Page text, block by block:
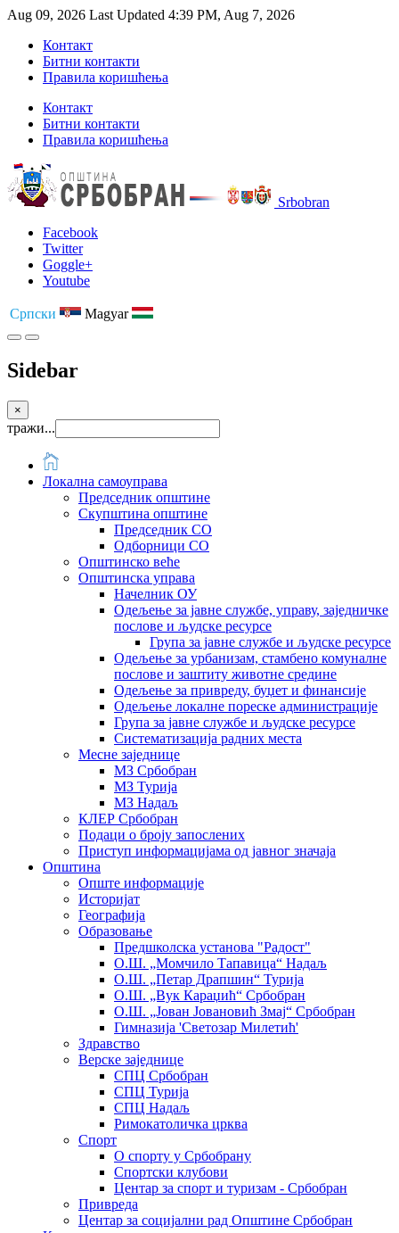
Aug 09, 2026 Last Updated 4:39 PM, Aug 7, 2026
Контакт
Битни контакти
Правила коришћења
Контакт
Битни контакти
Правила коришћења
Srbobran
Facebook
Twitter
Goggle+
Youtube
Српски Magyar
Sidebar
×
тражи...
Локална самоуправа
Председник општине
Скупштина општине
Председник СО
Одборници СО
Општинско веће
Општинска управа
Начелник ОУ
Одељење за јавне службе, управу, заједничке
послове и људске ресурсе
Група за јавне службе и људске ресурсе
Одељење за урбанизам, стамбено комуналне
послове и заштиту животне средине
Одељење за привреду, буџет и финансије
Одељење локалне пореске администрације
Група за јавне службе и људске ресурсе
Систематизација радних места
Месне заједнице
МЗ Србобран
МЗ Турија
МЗ Надаљ
КЛЕР Србобран
Подаци о броју запослених
Приступ информацијама од јавног значаја
Општина
Опште информације
Историјат
Географија
Образовање
Предшколска установа "Радост"
О.Ш. „Момчило Тапавица“ Надаљ
О.Ш. „Петар Драпшин“ Турија
О.Ш. „Вук Караџић“ Србобран
О.Ш. „Јован Јовановић Змај“ Србобран
Гимназија 'Светозар Милетић'
Здравство
Верске заједнице
СПЦ Србобран
СПЦ Турија
СПЦ Надаљ
Римокатоличка црква
Спорт
О спорту у Србобрану
Спортски клубови
Центар за спорт и туризам - Србобран
Привреда
Центар за социјални рад Општине Србобран